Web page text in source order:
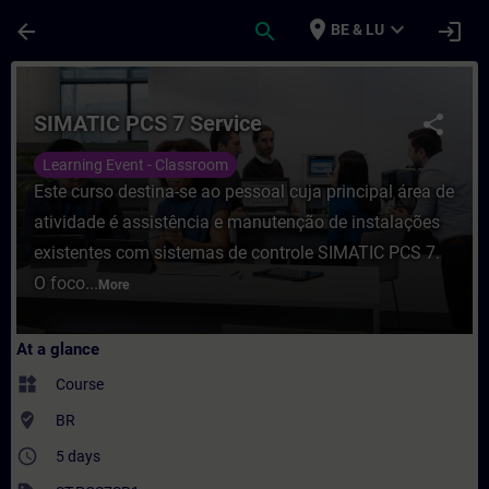
arrow_back search place BE & LU expand_more login
Course - SIMATIC PCS 7 Service -
share
SIMATIC PCS 7 Service
Learning Event - Classroom
Este curso destina-se ao pessoal cuja principal área de
atividade é assistência e manutenção de instalações
existentes com sistemas de controle SIMATIC PCS 7.
O foco... More
At a glance
widgets Course
where_to_vote BR
access_time 5 days